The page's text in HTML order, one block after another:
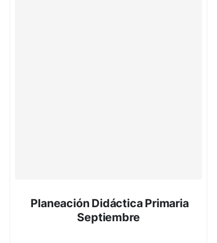
Planeación Didáctica Primaria
Septiembre